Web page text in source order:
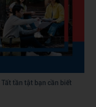
Tất tần tật bạn cần biết